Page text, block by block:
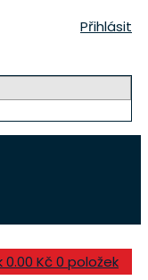
Přihlásit
0.00 Kč0 položek